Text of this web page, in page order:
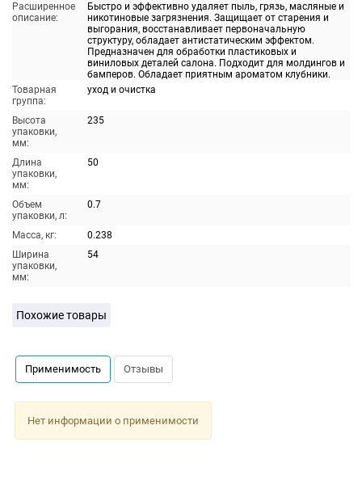
Расширенное
описание:
Быстро и эффективно удаляет пыль, грязь, масляные и
никотиновые загрязнения. Защищает от старения и
выгорания, восстанавливает первоначальную
структуру, обладает антистатическим эффектом.
Предназначен для обработки пластиковых и
виниловых деталей салона. Подходит для молдингов и
бамперов. Обладает приятным ароматом клубники.
Товарная
группа:
уход и очистка
Высота
упаковки,
мм:
235
Длина
упаковки,
мм:
50
Объем
упаковки, л:
0.7
Масса, кг:
0.238
Ширина
упаковки,
мм:
54
Похожие товары
Применимость Отзывы
Нет информации о применимости